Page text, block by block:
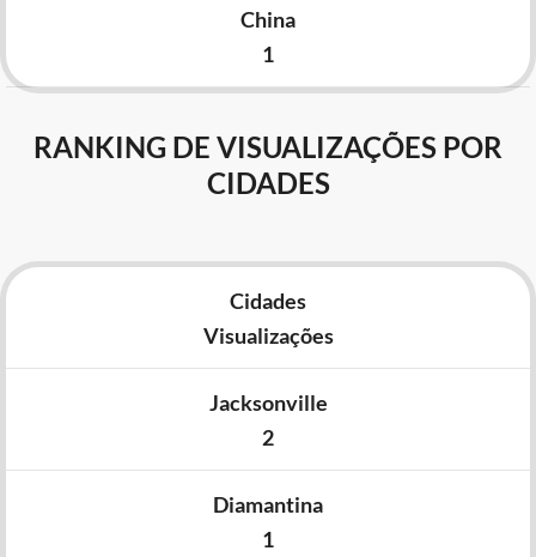
China
1
RANKING DE VISUALIZAÇÕES POR
CIDADES
Cidades
Visualizações
Jacksonville
2
Diamantina
1